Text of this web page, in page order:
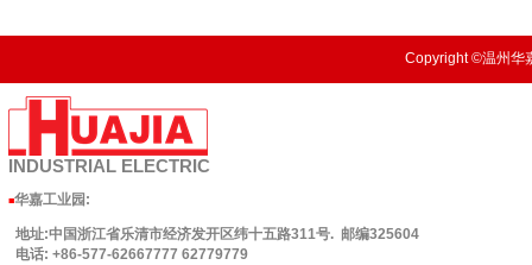
Copyright ©温州华
INDUSTRIAL ELECTRIC
■华嘉工业园 :
地址:中国浙江省乐清市经济发开区纬十五路311号. 邮编325604
电话: +86-577-62667777 62779779